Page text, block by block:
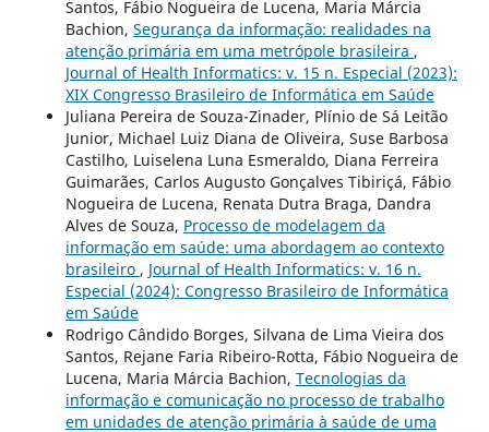
Santos, Fábio Nogueira de Lucena, Maria Márcia
Bachion, Segurança da informação: realidades na
atenção primária em uma metrópole brasileira ,
Journal of Health Informatics: v. 15 n. Especial (2023):
XIX Congresso Brasileiro de Informática em Saúde
Juliana Pereira de Souza-Zinader, Plínio de Sá Leitão
Junior, Michael Luiz Diana de Oliveira, Suse Barbosa
Castilho, Luiselena Luna Esmeraldo, Diana Ferreira
Guimarães, Carlos Augusto Gonçalves Tibiriçá, Fábio
Nogueira de Lucena, Renata Dutra Braga, Dandra
Alves de Souza, Processo de modelagem da
informação em saúde: uma abordagem ao contexto
brasileiro , Journal of Health Informatics: v. 16 n.
Especial (2024): Congresso Brasileiro de Informática
em Saúde
Rodrigo Cândido Borges, Silvana de Lima Vieira dos
Santos, Rejane Faria Ribeiro-Rotta, Fábio Nogueira de
Lucena, Maria Márcia Bachion, Tecnologias da
informação e comunicação no processo de trabalho
em unidades de atenção primária à saúde de uma